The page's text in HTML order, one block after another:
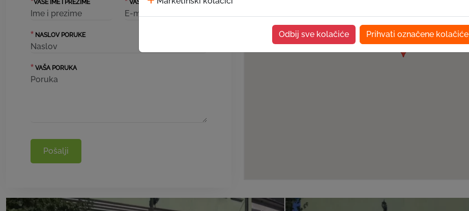
Odbij sve kolačiće Prihvati označene kolačiće
VAŠE IME I PREZIME VAŠ EMAIL
* NASLOV PORUKE
* VAŠA PORUKA
Pošalji